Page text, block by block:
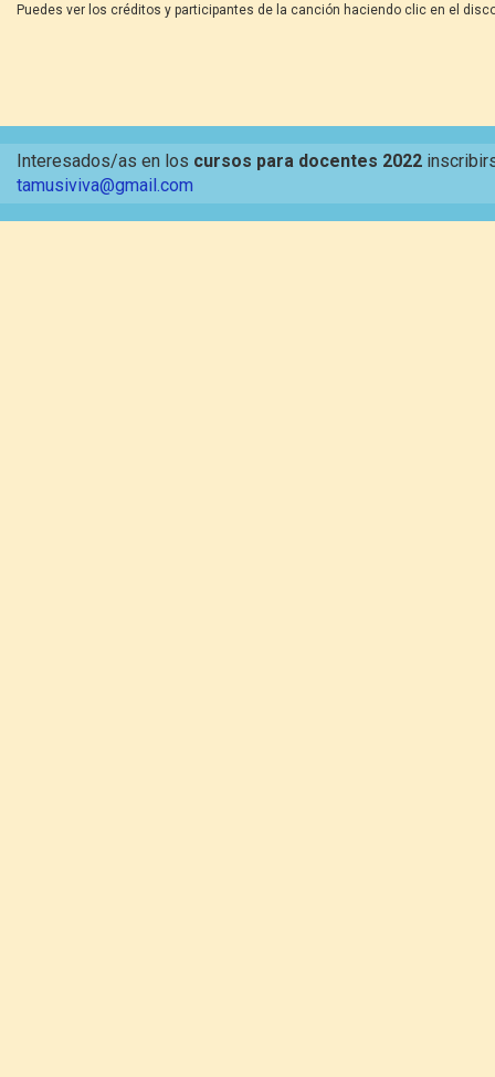
Puedes ver los créditos y participantes de la canción haciendo clic en el
Interesados/as en los cursos para docentes 2022
tamusiviva@gmail.com